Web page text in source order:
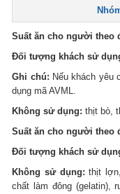
Suất ăn cho người theo
Đối tượng khách sử
Ghi chú: Nếu khách yêu
dụng mã AVML.
Không sử dụng: thịt bò,
Suất ăn cho người theo
Đối tượng khách sử
Không sử dụng: thịt
chất làm đông (gelatin),